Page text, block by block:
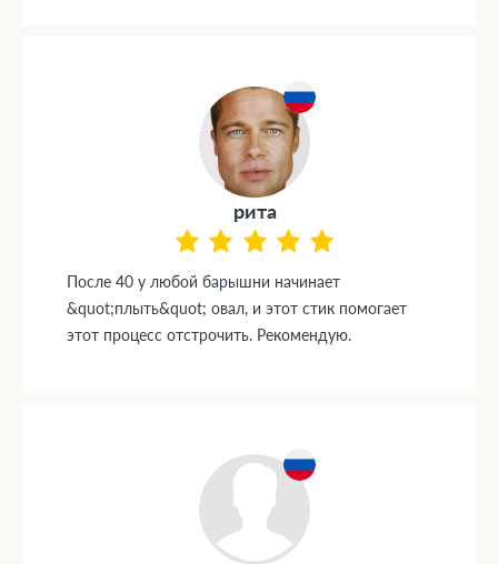
рита
После 40 у любой барышни начинает
&quot;плыть&quot; овал, и этот стик помогает
этот процесс отстрочить. Рекомендую.